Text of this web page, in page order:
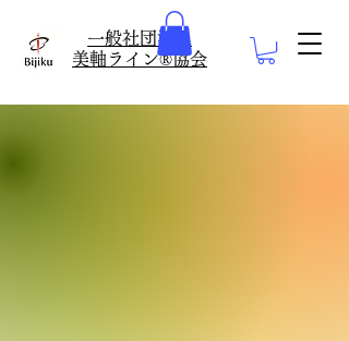
​一般社団法人
美軸ライン®協会